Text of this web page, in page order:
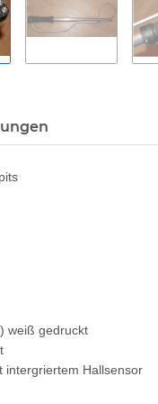
weiß gedruckt
intergriertem Hallsensor